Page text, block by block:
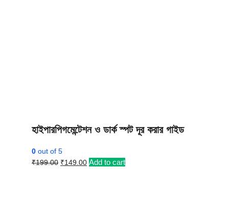
হাইপারপিগমেন্টেশন ও ডার্ক স্পট দূর করার গাইড
0 out of 5
₹199.00 Original
₹149.00Current
Add to cart